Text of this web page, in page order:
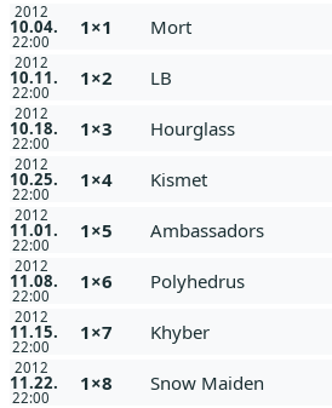
2012
10.04.
22:00
1×1 Mort
2012
10.11.
22:00
1×2 LB
2012
10.18.
22:00
1×3 Hourglass
2012
10.25.
22:00
1×4 Kismet
2012
11.01.
22:00
1×5 Ambassadors
2012
11.08.
22:00
1×6 Polyhedrus
2012
11.15.
22:00
1×7 Khyber
2012
11.22.
22:00
1×8 Snow Maiden